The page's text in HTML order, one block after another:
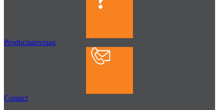
Productaanvraag
Contact